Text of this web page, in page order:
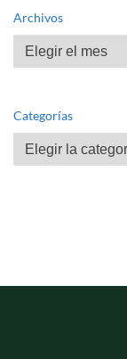
Archivos
Archivos
Categorías
Categorías